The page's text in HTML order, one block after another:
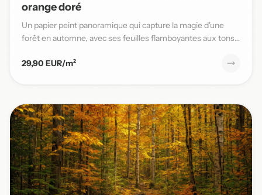
orange doré
Un papier peint panoramique qui capture la magie d'une
forêt en automne, avec ses feuilles flamboyantes aux tons
29,90 EUR/m²